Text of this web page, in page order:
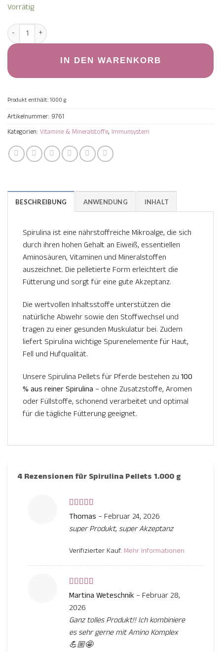
Vorrätig
Spirulina Pellets 1.000 g Menge
IN DEN WARENKORB
Produkt enthält: 1000 g
Artikelnummer: 9761
Kategorien: Vitamine & Mineralstoffe, Immunsystem
BESCHREIBUNG ANWENDUNG INHALT
Spirulina ist eine nährstoffreiche Mikroalge, die sich
durch ihren hohen Gehalt an Eiweiß, essentiellen
Aminosäuren, Vitaminen und Mineralstoffen
auszeichnet. Die pelletierte Form erleichtert die
Fütterung und sorgt für eine gute Akzeptanz.
Die wertvollen Inhaltsstoffe unterstützen die
natürliche Abwehr sowie den Stoffwechsel und
tragen zu einer gesunden Muskulatur bei. Zudem
liefert Spirulina wichtige Spurenelemente für Haut,
Fell und Hufqualität.
Unsere Spirulina Pellets für Pferde bestehen zu 100
% aus reiner Spirulina – ohne Zusatzstoffe, Aromen
oder Füllstoffe, schonend verarbeitet und optimal
für die tägliche Fütterung geeignet.
4 Rezensionen für Spirulina Pellets 1.000 g
Bewertet
Thomas – Februar 24, 2026
super Produkt, super Akzeptanz
Verifizierter Kauf. Mehr Informationen
Bewertet
Martina Weteschnik – Februar 28,
2026
Ganz tolles Produkt!! Ich kombiniere
es sehr gerne mit Amino Komplex
💪🏼🤩